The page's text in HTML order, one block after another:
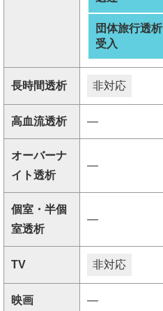
団体旅行透析
受入
長時間透析 非対応
高血流透析 ―
オーバーナ
イト透析
―
個室・半個
室透析
―
TV 非対応
映画 ―